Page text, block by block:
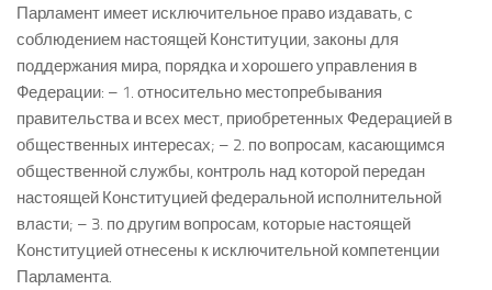
Парламент имеет исключительное право издавать, с
соблюдением настоящей Конституции, законы для
поддержания мира, порядка и хорошего управления в
Федерации: – 1. относительно местопребывания
правительства и всех мест, приобретенных Федерацией в
общественных интересах; – 2. по вопросам, касающимся
общественной службы, контроль над которой передан
настоящей Конституцией федеральной исполнительной
власти; – 3. по другим вопросам, которые настоящей
Конституцией отнесены к исключительной компетенции
Парламента.